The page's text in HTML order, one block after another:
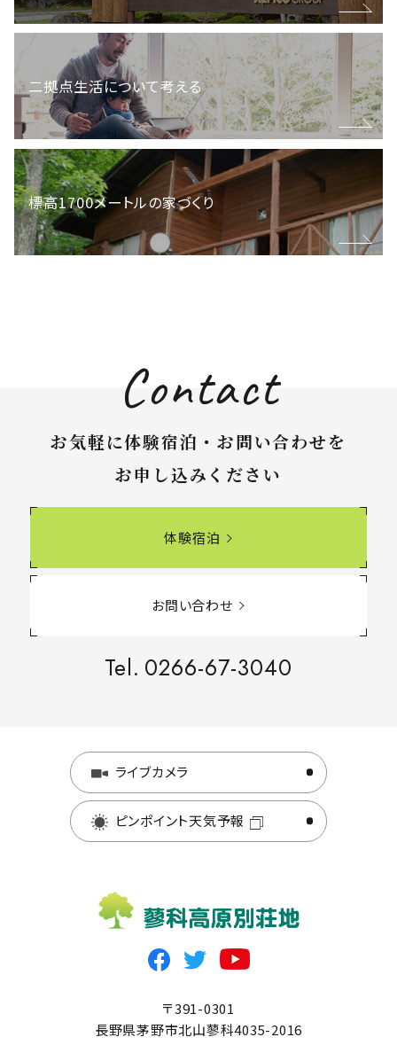
南アルプスを一望することができます。
価格 200万円
間取り
延べ床面積
土地面積 1,136m2（約343坪）
詳細を見る
メイン道路沿いにある広葉樹に囲まれた西傾斜の土
地です。
詳細を見る
1 2
さい。
間取り 1LDK＋ロフト
延べ床面積 54m （約16.2坪）
土地面積 1012m2（約306.6坪）
詳細を見る
H-9
建物(中古物件)
https://www.re-sort.jp/property/a-0574a
中古物件をご希望のお客様は
株式会社リゾートメンテナンス様ページをご覧くだ万円
3LDK
延べ床面積
989m2（約299.6坪）
M-8
二拠点生活について考える
標高1700メートルの家づくり
Contact
お気軽に体験宿泊・お問い合わせを
お申し込みください
体験宿泊
お問い合わせ
Tel. 0266-67-3040
ライブカメラ
ピンポイント天気予報
〒391-0301
長野県茅野市北山蓼科4035-2016